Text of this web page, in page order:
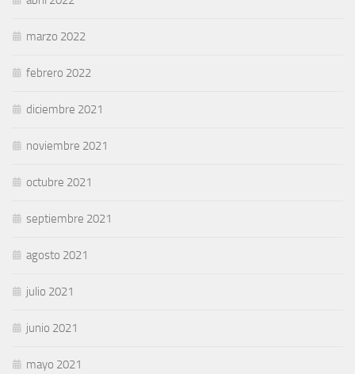
marzo 2022
febrero 2022
diciembre 2021
noviembre 2021
octubre 2021
septiembre 2021
agosto 2021
julio 2021
junio 2021
mayo 2021